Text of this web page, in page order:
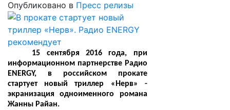
Опубликовано в Пресс релизы
15 сентября 2016 года, при
информационном партнерстве Радио
ENERGY, в российском прокате
стартует новый триллер «Нерв» -
экранизация одноименного романа
Жанны Райан.